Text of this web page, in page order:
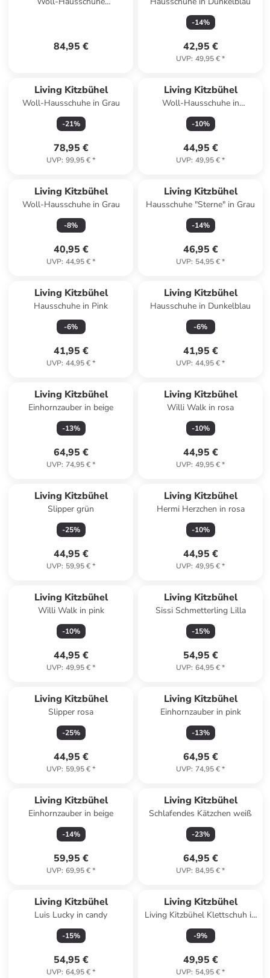
84,95 €
-14%
42,95 €
UVP: 49,95 €*
Living Kitzbühel
Woll-Hausschuhe in Grau
-21%
78,95 €
UVP: 99,95 €*
Living Kitzbühel
Woll-Hausschuhe in
Dunkelblau
-10%
44,95 €
UVP: 49,95 €*
Living Kitzbühel
Woll-Hausschuhe in Grau
-8%
40,95 €
UVP: 44,95 €*
Living Kitzbühel
Hausschuhe "Sterne" in Grau
-14%
46,95 €
UVP: 54,95 €*
Living Kitzbühel
Hausschuhe in Pink
-6%
41,95 €
UVP: 44,95 €*
Living Kitzbühel
Hausschuhe in Dunkelblau
-6%
41,95 €
UVP: 44,95 €*
Living Kitzbühel
Einhornzauber in beige
-13%
64,95 €
UVP: 74,95 €*
Living Kitzbühel
Willi Walk in rosa
-10%
44,95 €
UVP: 49,95 €*
Living Kitzbühel
Slipper grün
-25%
44,95 €
UVP: 59,95 €*
Living Kitzbühel
Hermi Herzchen in rosa
-10%
44,95 €
UVP: 49,95 €*
Living Kitzbühel
Willi Walk in pink
-10%
44,95 €
UVP: 49,95 €*
Living Kitzbühel
Sissi Schmetterling Lilla
-15%
54,95 €
UVP: 64,95 €*
Living Kitzbühel
Slipper rosa
-25%
44,95 €
UVP: 59,95 €*
Living Kitzbühel
Einhornzauber in pink
-13%
64,95 €
UVP: 74,95 €*
Living Kitzbühel
Einhornzauber in beige
-14%
59,95 €
UVP: 69,95 €*
Living Kitzbühel
Schlafendes Kätzchen weiß
-23%
64,95 €
UVP: 84,95 €*
Living Kitzbühel
Luis Lucky in candy
-15%
54,95 €
UVP: 64,95 €*
Living Kitzbühel
Living Kitzbühel Klettschuh in
grau
-9%
49,95 €
UVP: 54,95 €*